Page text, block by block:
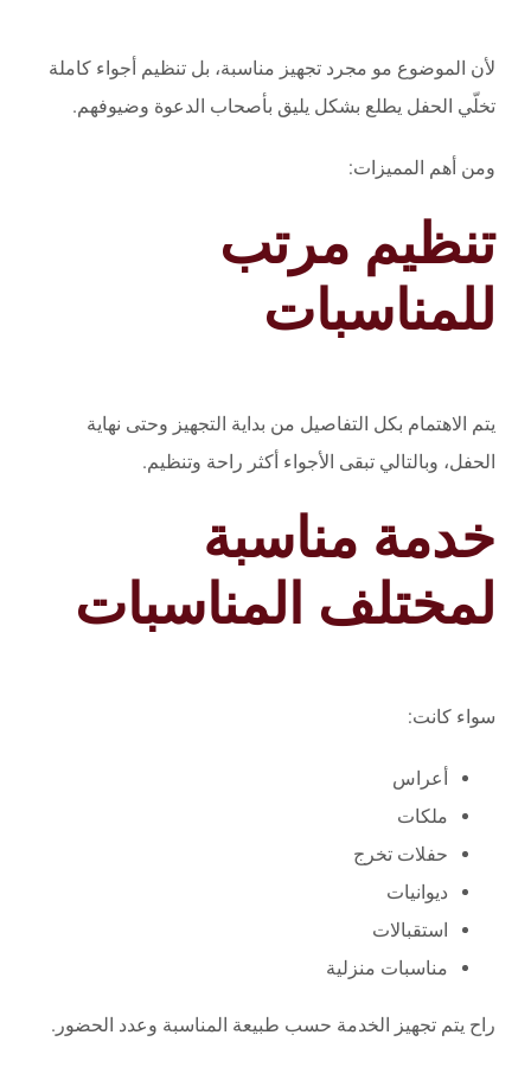
لأن الموضوع مو مجرد تجهيز مناسبة، بل تنظيم أجواء كاملة
تخلّي الحفل يطلع بشكل يليق بأصحاب الدعوة وضيوفهم.
ومن أهم المميزات:
تنظيم مرتب
للمناسبات
يتم الاهتمام بكل التفاصيل من بداية التجهيز وحتى نهاية
الحفل، وبالتالي تبقى الأجواء أكثر راحة وتنظيم.
خدمة مناسبة
لمختلف المناسبات
سواء كانت:
أعراس
ملكات
حفلات تخرج
ديوانيات
استقبالات
مناسبات منزلية
راح يتم تجهيز الخدمة حسب طبيعة المناسبة وعدد الحضور.